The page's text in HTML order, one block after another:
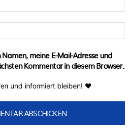
meine E-Mail-Adresse und
Kommentar in diesem Browser.
und informiert bleiben! ♥